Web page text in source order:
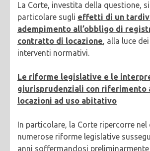
La Corte, investita della questione,
particolare sugli effetti di un
adempimento all’obbligo di
contratto di locazione, alla luce
interventi normativi.
Le riforme legislative e le
giurisprudenziali con riferimento
locazioni ad uso abitativo
In particolare, la Corte ripercorre
numerose riforme legislative
anni soffermandosi preliminarmente